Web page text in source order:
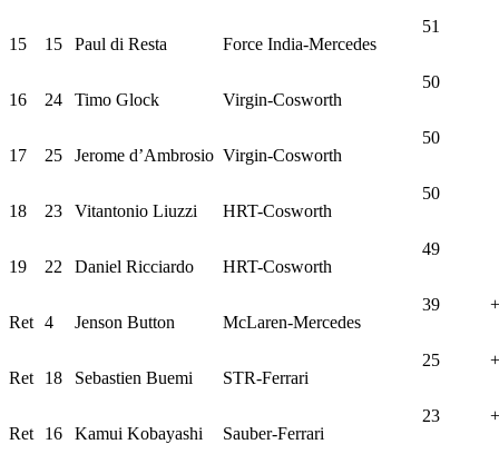
15 15 Paul di Resta Force India-Mercedes
51
16 24 Timo Glock Virgin-Cosworth
50
17 25 Jerome d’Ambrosio Virgin-Cosworth
50
18 23 Vitantonio Liuzzi HRT-Cosworth
50
19 22 Daniel Ricciardo HRT-Cosworth
49
Ret 4 Jenson Button McLaren-Mercedes
39
Ret 18 Sebastien Buemi STR-Ferrari
25
Ret 16 Kamui Kobayashi Sauber-Ferrari
23